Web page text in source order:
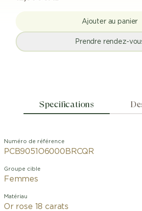
Ajouter au panier
Prendre rendez-
Specifications
Numéro de référence
PCB9051O6000BRCQR
Groupe cible
Femmes
Matériau
Or rose 18 carats